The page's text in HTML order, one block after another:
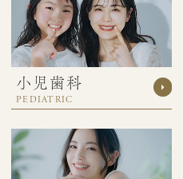
小児歯科
PEDIATRIC